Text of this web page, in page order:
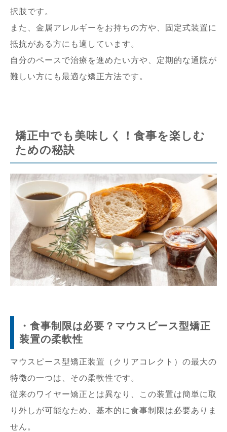
択肢です。
また、金属アレルギーをお持ちの方や、固定式装置に
抵抗がある方にも適しています。
自分のペースで治療を進めたい方や、定期的な通院が
難しい方にも最適な矯正方法です。
矯正中でも美味しく！食事を楽しむ
ための秘訣
・食事制限は必要？マウスピース型矯正
装置の柔軟性
マウスピース型矯正装置（クリアコレクト）の最大の
特徴の一つは、その柔軟性です。
従来のワイヤー矯正とは異なり、この装置は簡単に取
り外しが可能なため、基本的に食事制限は必要ありま
せん。